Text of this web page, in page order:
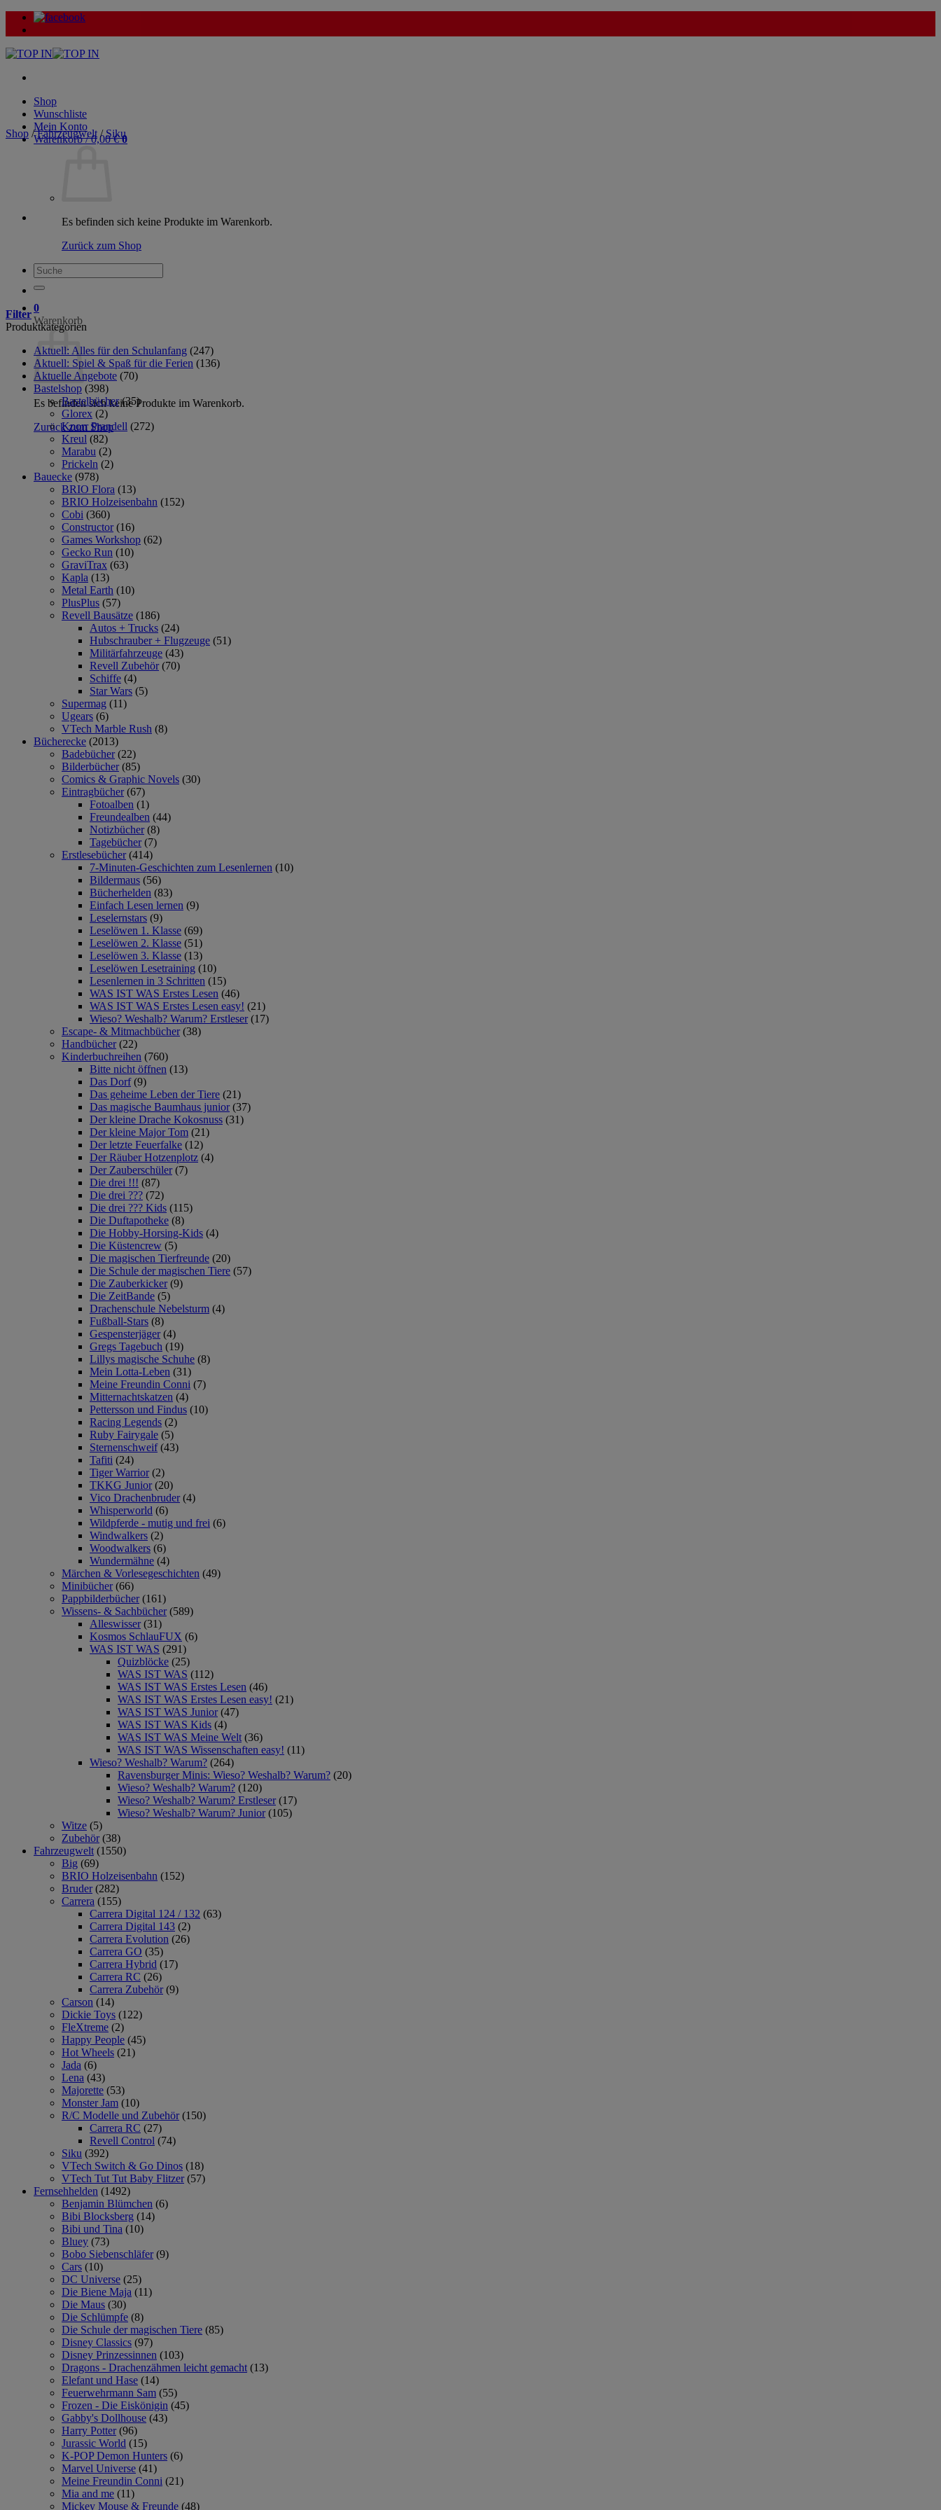
Zum
Inhalt
Shop
Wunschliste
Mein Konto
Warenkorb /0,00€ 0
Es befinden sich keine Produkte im Warenkorb.
Zurück zum Shop
Suche
nach:
0
Warenkorb
Es befinden sich keine Produkte im Warenkorb.
Zurück zum Shop
Shop / Fahrzeugwelt / Siku
Filter
Produktkategorien
Aktuell: Alles für den Schulanfang (247)
Aktuell: Spiel & Spaß für die Ferien (136)
Aktuelle Angebote (70)
Bastelshop (398)
Bastelbücher (35)
Glorex (2)
Knorr Prandell (272)
Kreul (82)
Marabu (2)
Prickeln (2)
Bauecke (978)
BRIO Flora (13)
BRIO Holzeisenbahn (152)
Cobi (360)
Constructor (16)
Games Workshop (62)
Gecko Run (10)
GraviTrax (63)
Kapla (13)
Metal Earth (10)
PlusPlus (57)
Revell Bausätze (186)
Autos + Trucks (24)
Hubschrauber + Flugzeuge (51)
Militärfahrzeuge (43)
Revell Zubehör (70)
Schiffe (4)
Star Wars (5)
Supermag (11)
Ugears (6)
VTech Marble Rush (8)
Bücherecke (2013)
Badebücher (22)
Bilderbücher (85)
Comics & Graphic Novels (30)
Eintragbücher (67)
Fotoalben (1)
Freundealben (44)
Notizbücher (8)
Tagebücher (7)
Erstlesebücher (414)
7-Minuten-Geschichten zum Lesenlernen (10)
Bildermaus (56)
Bücherhelden (83)
Einfach Lesen lernen (9)
Leselernstars (9)
Leselöwen 1. Klasse (69)
Leselöwen 2. Klasse (51)
Leselöwen 3. Klasse (13)
Leselöwen Lesetraining (10)
Lesenlernen in 3 Schritten (15)
WAS IST WAS Erstes Lesen (46)
WAS IST WAS Erstes Lesen easy! (21)
Wieso? Weshalb? Warum? Erstleser (17)
Escape- & Mitmachbücher (38)
Handbücher (22)
Kinderbuchreihen (760)
Bitte nicht öffnen (13)
Das Dorf (9)
Das geheime Leben der Tiere (21)
Das magische Baumhaus junior (37)
Der kleine Drache Kokosnuss (31)
Der kleine Major Tom (21)
Der letzte Feuerfalke (12)
Der Räuber Hotzenplotz (4)
Der Zauberschüler (7)
Die drei !!! (87)
Die drei ??? (72)
Die drei ??? Kids (115)
Die Duftapotheke (8)
Die Hobby-Horsing-Kids (4)
Die Küstencrew (5)
Die magischen Tierfreunde (20)
Die Schule der magischen Tiere (57)
Die Zauberkicker (9)
Die ZeitBande (5)
Drachenschule Nebelsturm (4)
Fußball-Stars (8)
Gespensterjäger (4)
Gregs Tagebuch (19)
Lillys magische Schuhe (8)
Mein Lotta-Leben (31)
Meine Freundin Conni (7)
Mitternachtskatzen (4)
Pettersson und Findus (10)
Racing Legends (2)
Ruby Fairygale (5)
Sternenschweif (43)
Tafiti (24)
Tiger Warrior (2)
TKKG Junior (20)
Vico Drachenbruder (4)
Whisperworld (6)
Wildpferde - mutig und frei (6)
Windwalkers (2)
Woodwalkers (6)
Wundermähne (4)
Märchen & Vorlesegeschichten (49)
Minibücher (66)
Pappbilderbücher (161)
Wissens- & Sachbücher (589)
Alleswisser (31)
Kosmos SchlauFUX (6)
WAS IST WAS (291)
Quizblöcke (25)
WAS IST WAS (112)
WAS IST WAS Erstes Lesen (46)
WAS IST WAS Erstes Lesen easy! (21)
WAS IST WAS Junior (47)
WAS IST WAS Kids (4)
WAS IST WAS Meine Welt (36)
WAS IST WAS Wissenschaften easy! (11)
Wieso? Weshalb? Warum? (264)
Ravensburger Minis: Wieso? Weshalb? Warum? (20)
Wieso? Weshalb? Warum? (120)
Wieso? Weshalb? Warum? Erstleser (17)
Wieso? Weshalb? Warum? Junior (105)
Witze (5)
Zubehör (38)
Fahrzeugwelt (1550)
Big (69)
BRIO Holzeisenbahn (152)
Bruder (282)
Carrera (155)
Carrera Digital 124 / 132 (63)
Carrera Digital 143 (2)
Carrera Evolution (26)
Carrera GO (35)
Carrera Hybrid (17)
Carrera RC (26)
Carrera Zubehör (9)
Carson (14)
Dickie Toys (122)
FleXtreme (2)
Happy People (45)
Hot Wheels (21)
Jada (6)
Lena (43)
Majorette (53)
Monster Jam (10)
R/C Modelle und Zubehör (150)
Carrera RC (27)
Revell Control (74)
Siku (392)
VTech Switch & Go Dinos (18)
VTech Tut Tut Baby Flitzer (57)
Fernsehhelden (1492)
Benjamin Blümchen (6)
Bibi Blocksberg (14)
Bibi und Tina (10)
Bluey (73)
Bobo Siebenschläfer (9)
Cars (10)
DC Universe (25)
Die Biene Maja (11)
Die Maus (30)
Die Schlümpfe (8)
Die Schule der magischen Tiere (85)
Disney Classics (97)
Disney Prinzessinnen (103)
Dragons - Drachenzähmen leicht gemacht (13)
Elefant und Hase (14)
Feuerwehrmann Sam (55)
Frozen - Die Eiskönigin (45)
Gabby's Dollhouse (43)
Harry Potter (96)
Jurassic World (15)
K-POP Demon Hunters (6)
Marvel Universe (41)
Meine Freundin Conni (21)
Mia and me (11)
Mickey Mouse & Freunde (48)